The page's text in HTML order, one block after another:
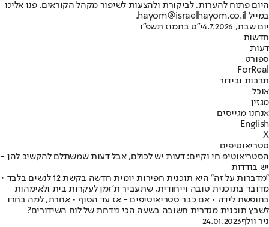
היום פתוח להערות, לביקורת ולהצעות לשיפור מקהל הקוראים. פנו אלינו
במייל hayom@israelhayom.co.il.
יום שבת, 4.7.2026
י"ט בתמוז תשפ"ו
חדשות
דעות
ספורט
ForReal
תרבות ובידור
אוכל
מגזין
אנחנו מגייסים
English
X
סטריאוטיפים
הסטריאוטיפ חי וקיים: דעות יש לכולם, אבל דעות שמשתלם להקשיב להן -
יש בודדות
"מדברות על זה" היא תוכנית חפירות יומית חדשה בקשת 12 לנשים בלבד •
מדובר בתוכנית טובה וייחודית, שתעביר ת'זמן לעקרות בית ולאימהות
בחופשת לידה • אם כבר סטריאוטיפים - אז עד הסוף • אחרת, למה בחרו
לשבץ תוכנית מגדרית חשובה בשעה הכי נידחת של לוח השידורים?
ניר וולף24.01.2023